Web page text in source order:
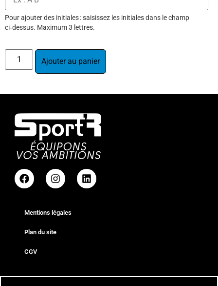
Pour ajouter des initiales : saisissez les initiales dans le champ
ci‑dessus. Maximum 3 lettres.
Ajouter au panier
Mentions légales
Plan du site
CGV